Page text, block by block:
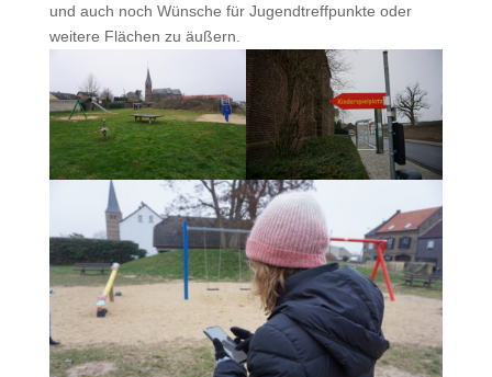
und auch noch Wün­sche für Jugendtr­e­ff­punk­te oder
weit­ere Flächen zu äußern.